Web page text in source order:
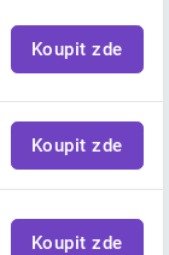
Koupit zde
Koupit zde
Koupit zde